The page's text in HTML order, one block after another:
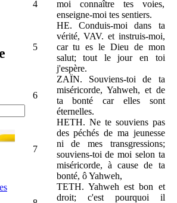
4
moi connaître tes voies,
enseigne-moi tes sentiers.
5
HE. Conduis-moi dans ta
vérité, VAV. et instruis-moi,
car tu es le Dieu de mon
salut; tout le jour en toi
j'espère.
6
ZAÏN. Souviens-toi de ta
miséricorde, Yahweh, et de
ta bonté car elles sont
éternelles.
7
HETH. Ne te souviens pas
des péchés de ma jeunesse
ni de mes transgressions;
souviens-toi de moi selon ta
miséricorde, à cause de ta
bonté, ô Yahweh,
TETH. Yahweh est bon et
droit; c'est pourquoi il